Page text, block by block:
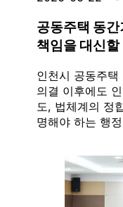
공동주택 동
책임을 대신할
인천시 공동주
의결 이후에도
도, 법체계의 정
명해야 하는 행